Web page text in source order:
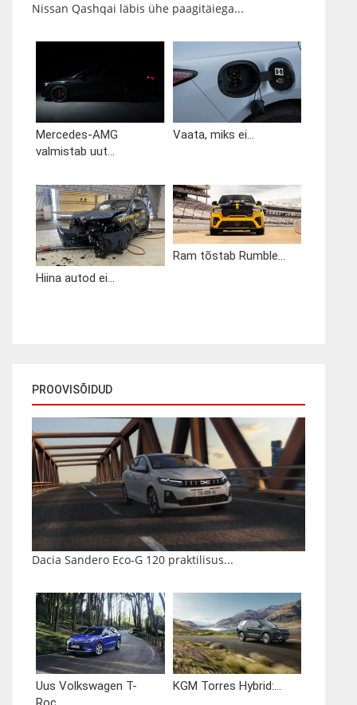
Nissan Qashqai läbis ühe paagitäiega...
Mercedes-AMG
valmistab uut...
Vaata, miks ei...
Hiina autod ei...
Ram tõstab Rumble...
PROOVISÕIDUD
Dacia Sandero Eco-G 120 praktilisus...
Uus Volkswagen T-
KGM Torres Hybrid:...